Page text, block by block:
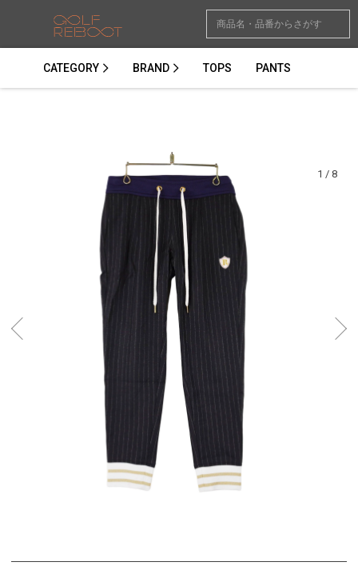
CATEGORY BRAND TOPS PANTS
1 / 8